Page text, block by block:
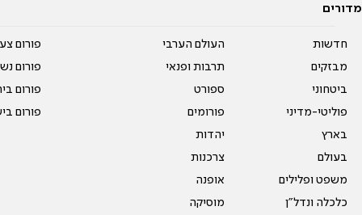
מדורים
חדשות
מבזקים
ביטחוני
פוליטי-מדיני
בארץ
בעולם
משפט ופלילים
כלכלה ונדל"ן
העולם הערבי
תרבות ופנאי
ספורט
פורומים
יהדות
צרכנות
אופנה
מוסיקה
פורום
פורום
פורום
פורום